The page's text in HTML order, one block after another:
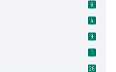
6
4
9
1
26